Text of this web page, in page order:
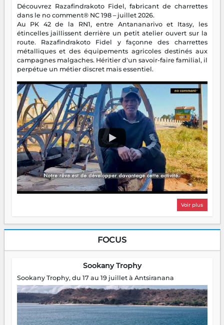
Découvrez Razafindrakoto Fidel, fabricant de charrettes
dans le no comment® NC 198 – juillet 2026.
Au PK 42 de la RN1, entre Antananarivo et Itasy, les
étincelles jaillissent derrière un petit atelier ouvert sur la
route. Razafindrakoto Fidel y façonne des charrettes
métalliques et des équipements agricoles destinés aux
campagnes malgaches. Héritier d'un savoir-faire familial, il
perpétue un métier discret mais essentiel.
Voir plus
FOCUS
Sookany Trophy
Sookany Trophy, du 17 au 19 juillet à Antsiranana